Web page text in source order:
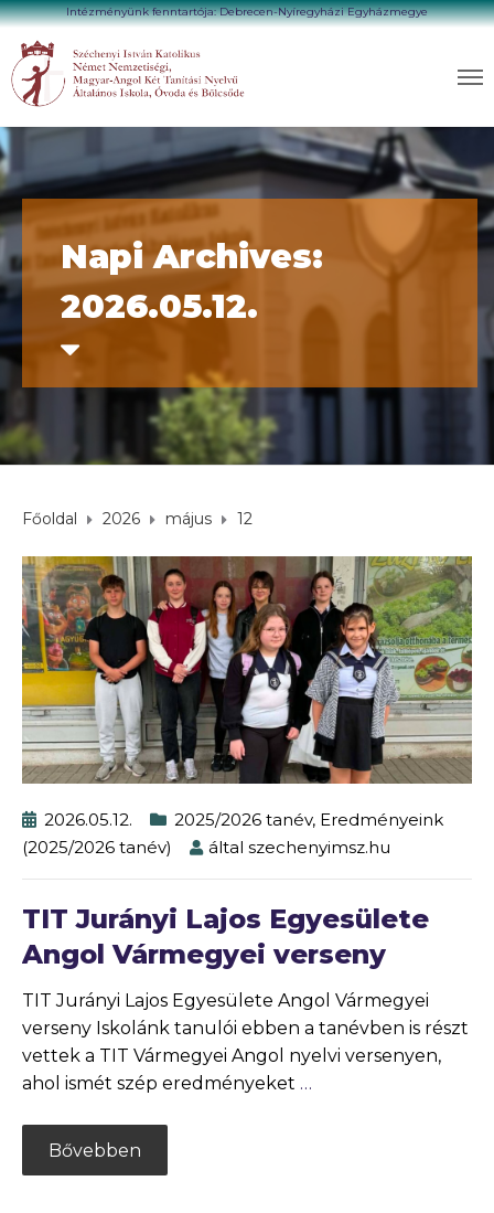
Intézményünk fenntartója: Debrecen-Nyíregyházi Egyházmegye
Napi Archives:
2026.05.12.
Főoldal 2026 május 12
2026.05.12. 2025/2026 tanév, Eredményeink
(2025/2026 tanév)
által szechenyimsz.hu
TIT Jurányi Lajos Egyesülete
Angol Vármegyei verseny
TIT Jurányi Lajos Egyesülete Angol Vármegyei
verseny Iskolánk tanulói ebben a tanévben is részt
vettek a TIT Vármegyei Angol nyelvi versenyen,
ahol ismét szép eredményeket …
Bővebben